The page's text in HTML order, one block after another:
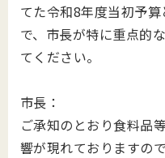
てた令和8年度当初予
で、市長が特に重点的
てください。
市長：
ご承知のとおり食料品
響が現れておりますの